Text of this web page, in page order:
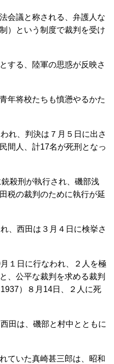
会議と称される、弁護人な
）という制度で裁判を受け
する、陸軍の思惑が反映さ
年将校たちも憤懣やるかた
れ、判決は７月５日に出さ
間人、計17名が死刑となっ
殺刑が執行され、磯部浅
税の裁判のために執行が延
、西田は３月４日に検挙さ
１日に行なわれ、２人を極
、公平な裁判を求める裁判
）８月14日、２人に死
田は、磯部と村中とともに
ていた真崎甚三郎は、昭和